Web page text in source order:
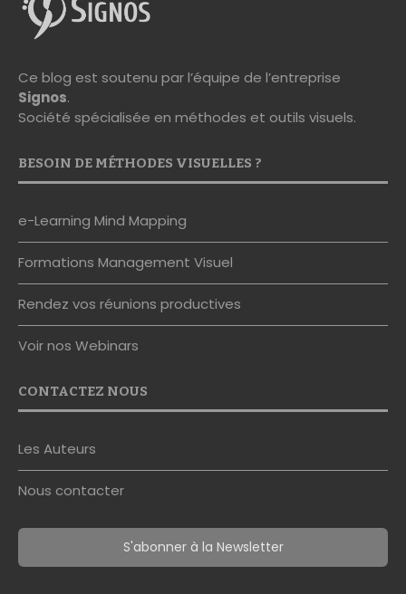
Ce blog est soutenu par l’équipe de l’entreprise
Signos.
Société spécialisée en méthodes et outils visuels.
BESOIN DE MÉTHODES VISUELLES ?
e-Learning Mind Mapping
Formations Management Visuel
Rendez vos réunions productives
Voir nos Webinars
CONTACTEZ NOUS
Les Auteurs
Nous contacter
S'abonner à la Newsletter